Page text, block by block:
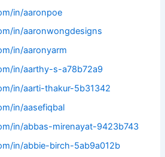
in/aaronpoe
in/aaronwongdesigns
in/aaronyarm
in/aarthy-s-a78b72a9
in/aarti-thakur-5b31342
in/aasefiqbal
in/abbas-mirenayat-9423b743
in/abbie-birch-5ab9a012b